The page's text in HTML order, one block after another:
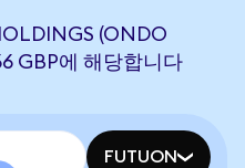
(ONDO
GBP에 해당합니다
FUTUON